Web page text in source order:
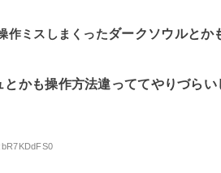
作ミスしまくったダークソウルとか
とかも操作方法違っててやりづらい